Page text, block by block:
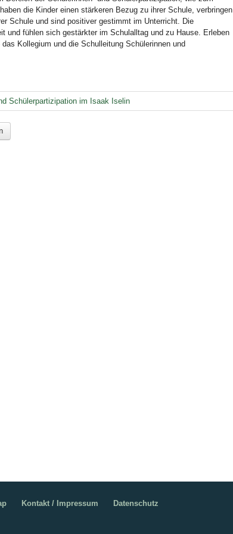
die Kinder einen stärkeren Bezug zu ihrer Schule, verbringen
Schule und sind positiver gestimmt im Unterricht. Die
und fühlen sich gestärkter im Schulalltag und zu Hause. Erleben
Kollegium und die Schulleitung Schülerinnen und
Schülerpartizipation im Isaak Iselin
Kontakt / Impressum Datenschutz